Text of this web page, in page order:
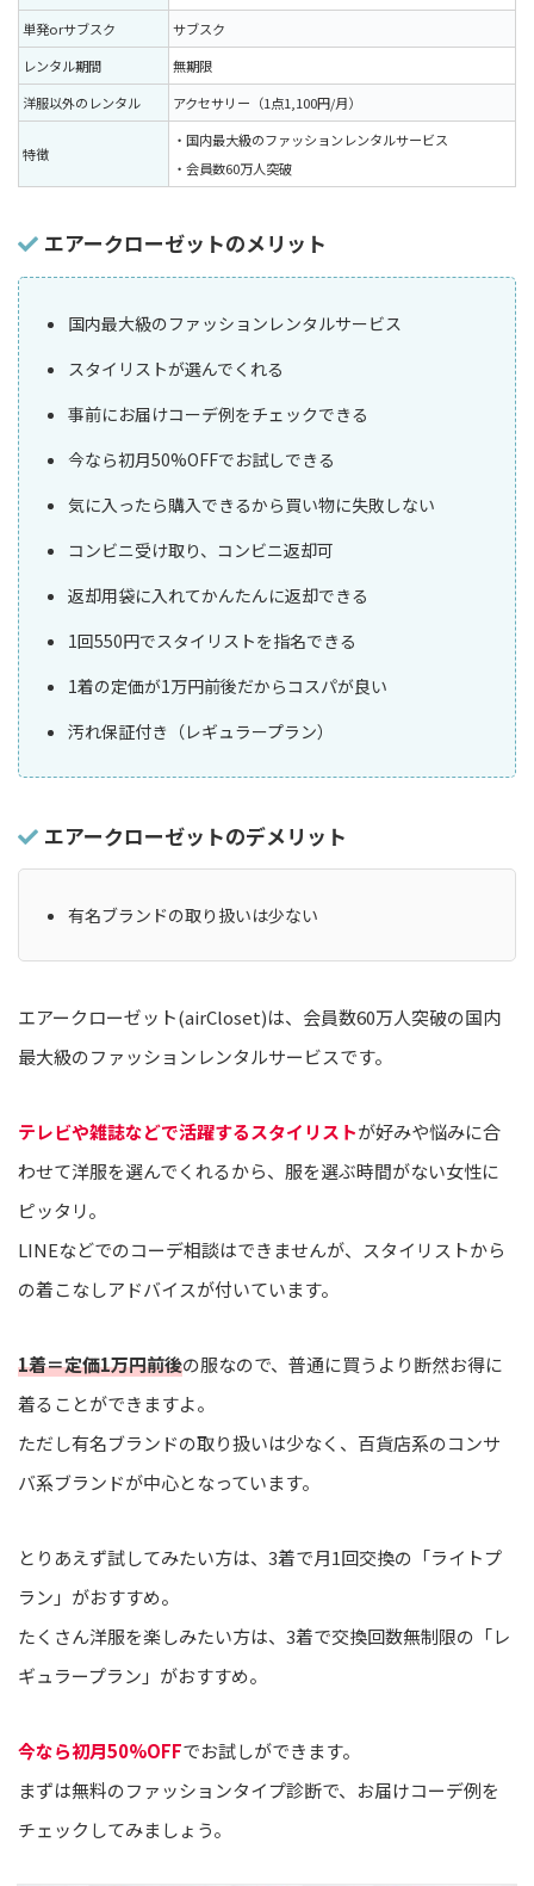
単発orサブスク
サブスク
レンタル期間
無期限
洋服以外のレンタル
アクセサリー（1点1,100円/月）
特徴
・国内最大級のファッションレンタルサービス
・会員数60万人突破
エアークローゼットのメリット
国内最大級のファッションレンタルサービス
スタイリストが選んでくれる
事前にお届けコーデ例をチェックできる
今なら初月50%OFFでお試しできる
気に入ったら購入できるから買い物に失敗しない
コンビニ受け取り、コンビニ返却可
返却用袋に入れてかんたんに返却できる
1回550円でスタイリストを指名できる
1着の定価が1万円前後だからコスパが良い
汚れ保証付き（レギュラープラン）
エアークローゼットのデメリット
有名ブランドの取り扱いは少ない
エアークローゼット(airCloset)は、会員数60万人突破の国内
最大級のファッションレンタルサービスです。
テレビや雑誌などで活躍するスタイリストが好みや悩みに合
わせて洋服を選んでくれるから、服を選ぶ時間がない女性に
ピッタリ。
LINEなどでのコーデ相談はできませんが、スタイリストから
の着こなしアドバイスが付いています。
1着＝定価1万円前後の服なので、普通に買うより断然お得に
着ることができますよ。
ただし有名ブランドの取り扱いは少なく、百貨店系のコンサ
バ系ブランドが中心となっています。
とりあえず試してみたい方は、3着で月1回交換の「ライトプ
ラン」がおすすめ。
たくさん洋服を楽しみたい方は、3着で交換回数無制限の「レ
ギュラープラン」がおすすめ。
今なら初月50%OFFでお試しができます。
まずは無料のファッションタイプ診断で、お届けコーデ例を
チェックしてみましょう。